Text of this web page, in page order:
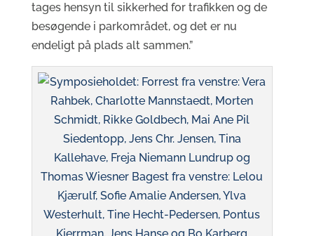
tages hensyn til sikkerhed for trafikken og de
besøgende i parkområdet, og det er nu
endeligt på plads alt sammen.”